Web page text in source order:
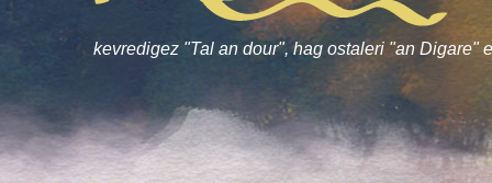
kevredigez "Tal an dour", hag ostaleri "an Digare"